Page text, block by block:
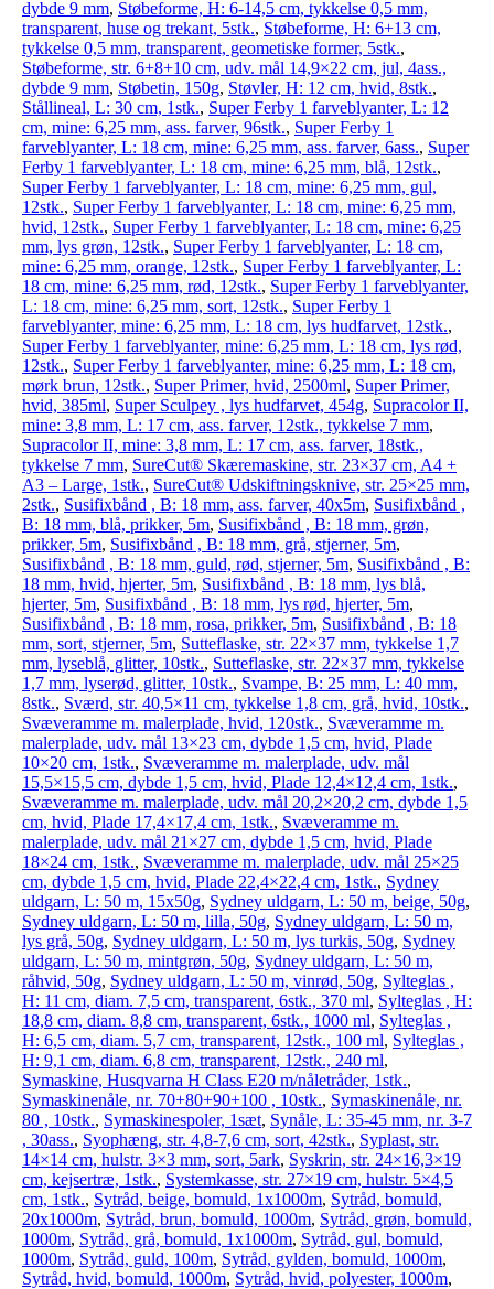
dybde 9 mm, Støbeforme, H: 6-14,5 cm, tykkelse 0,5 mm,
transparent, huse og trekant, 5stk., Støbeforme, H: 6+13 cm,
tykkelse 0,5 mm, transparent, geometiske former, 5stk.,
Støbeforme, str. 6+8+10 cm, udv. mål 14,9×22 cm, jul, 4ass.,
dybde 9 mm, Støbetin, 150g, Støvler, H: 12 cm, hvid, 8stk.,
Stållineal, L: 30 cm, 1stk., Super Ferby 1 farveblyanter, L: 12
cm, mine: 6,25 mm, ass. farver, 96stk., Super Ferby 1
farveblyanter, L: 18 cm, mine: 6,25 mm, ass. farver, 6ass., Super
Ferby 1 farveblyanter, L: 18 cm, mine: 6,25 mm, blå, 12stk.,
Super Ferby 1 farveblyanter, L: 18 cm, mine: 6,25 mm, gul,
12stk., Super Ferby 1 farveblyanter, L: 18 cm, mine: 6,25 mm,
hvid, 12stk., Super Ferby 1 farveblyanter, L: 18 cm, mine: 6,25
mm, lys grøn, 12stk., Super Ferby 1 farveblyanter, L: 18 cm,
mine: 6,25 mm, orange, 12stk., Super Ferby 1 farveblyanter, L:
18 cm, mine: 6,25 mm, rød, 12stk., Super Ferby 1 farveblyanter,
L: 18 cm, mine: 6,25 mm, sort, 12stk., Super Ferby 1
farveblyanter, mine: 6,25 mm, L: 18 cm, lys hudfarvet, 12stk.,
Super Ferby 1 farveblyanter, mine: 6,25 mm, L: 18 cm, lys rød,
12stk., Super Ferby 1 farveblyanter, mine: 6,25 mm, L: 18 cm,
mørk brun, 12stk., Super Primer, hvid, 2500ml, Super Primer,
hvid, 385ml, Super Sculpey , lys hudfarvet, 454g, Supracolor II,
mine: 3,8 mm, L: 17 cm, ass. farver, 12stk., tykkelse 7 mm,
Supracolor II, mine: 3,8 mm, L: 17 cm, ass. farver, 18stk.,
tykkelse 7 mm, SureCut® Skæremaskine, str. 23×37 cm, A4 +
A3 – Large, 1stk., SureCut® Udskiftningsknive, str. 25×25 mm,
2stk., Susifixbånd , B: 18 mm, ass. farver, 40x5m, Susifixbånd ,
B: 18 mm, blå, prikker, 5m, Susifixbånd , B: 18 mm, grøn,
prikker, 5m, Susifixbånd , B: 18 mm, grå, stjerner, 5m,
Susifixbånd , B: 18 mm, guld, rød, stjerner, 5m, Susifixbånd , B:
18 mm, hvid, hjerter, 5m, Susifixbånd , B: 18 mm, lys blå,
hjerter, 5m, Susifixbånd , B: 18 mm, lys rød, hjerter, 5m,
Susifixbånd , B: 18 mm, rosa, prikker, 5m, Susifixbånd , B: 18
mm, sort, stjerner, 5m, Sutteflaske, str. 22×37 mm, tykkelse 1,7
mm, lyseblå, glitter, 10stk., Sutteflaske, str. 22×37 mm, tykkelse
1,7 mm, lyserød, glitter, 10stk., Svampe, B: 25 mm, L: 40 mm,
8stk., Sværd, str. 40,5×11 cm, tykkelse 1,8 cm, grå, hvid, 10stk.,
Svæveramme m. malerplade, hvid, 120stk., Svæveramme m.
malerplade, udv. mål 13×23 cm, dybde 1,5 cm, hvid, Plade
10×20 cm, 1stk., Svæveramme m. malerplade, udv. mål
15,5×15,5 cm, dybde 1,5 cm, hvid, Plade 12,4×12,4 cm, 1stk.,
Svæveramme m. malerplade, udv. mål 20,2×20,2 cm, dybde 1,5
cm, hvid, Plade 17,4×17,4 cm, 1stk., Svæveramme m.
malerplade, udv. mål 21×27 cm, dybde 1,5 cm, hvid, Plade
18×24 cm, 1stk., Svæveramme m. malerplade, udv. mål 25×25
cm, dybde 1,5 cm, hvid, Plade 22,4×22,4 cm, 1stk., Sydney
uldgarn, L: 50 m, 15x50g, Sydney uldgarn, L: 50 m, beige, 50g,
Sydney uldgarn, L: 50 m, lilla, 50g, Sydney uldgarn, L: 50 m,
lys grå, 50g, Sydney uldgarn, L: 50 m, lys turkis, 50g, Sydney
uldgarn, L: 50 m, mintgrøn, 50g, Sydney uldgarn, L: 50 m,
råhvid, 50g, Sydney uldgarn, L: 50 m, vinrød, 50g, Sylteglas ,
H: 11 cm, diam. 7,5 cm, transparent, 6stk., 370 ml, Sylteglas , H:
18,8 cm, diam. 8,8 cm, transparent, 6stk., 1000 ml, Sylteglas ,
H: 6,5 cm, diam. 5,7 cm, transparent, 12stk., 100 ml, Sylteglas ,
H: 9,1 cm, diam. 6,8 cm, transparent, 12stk., 240 ml,
Symaskine, Husqvarna H Class E20 m/nåletråder, 1stk.,
Symaskinenåle, nr. 70+80+90+100 , 10stk., Symaskinenåle, nr.
80 , 10stk., Symaskinespoler, 1sæt, Synåle, L: 35-45 mm, nr. 3-7
, 30ass., Syophæng, str. 4,8-7,6 cm, sort, 42stk., Syplast, str.
14×14 cm, hulstr. 3×3 mm, sort, 5ark, Syskrin, str. 24×16,3×19
cm, kejsertræ, 1stk., Systemkasse, str. 27×19 cm, hulstr. 5×4,5
cm, 1stk., Sytråd, beige, bomuld, 1x1000m, Sytråd, bomuld,
20x1000m, Sytråd, brun, bomuld, 1000m, Sytråd, grøn, bomuld,
1000m, Sytråd, grå, bomuld, 1x1000m, Sytråd, gul, bomuld,
1000m, Sytråd, guld, 100m, Sytråd, gylden, bomuld, 1000m,
Sytråd, hvid, bomuld, 1000m, Sytråd, hvid, polyester, 1000m,